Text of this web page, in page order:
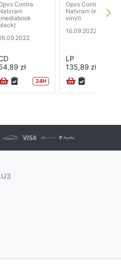
Contra
zł
24H
Opvs Contra
Natvram (white
vinyl)
16.09.2022
LP
135,89 zł